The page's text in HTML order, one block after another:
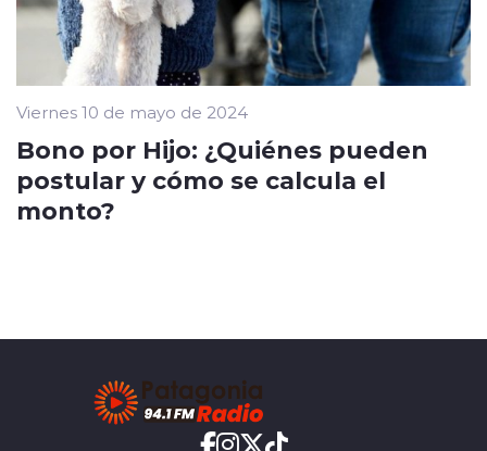
Viernes 10 de mayo de 2024
Bono por Hijo: ¿Quiénes pueden
postular y cómo se calcula el
monto?